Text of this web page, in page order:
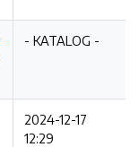
- KATALOG -
2024-12-17
12:29